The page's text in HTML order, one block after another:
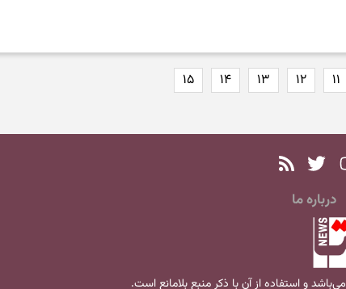
۱۱ ۱۲ ۱۳ ۱۴ ۱۵
درباره ما
می‌باشد و استفاده از آن با ذکر منبع بلامانع است.